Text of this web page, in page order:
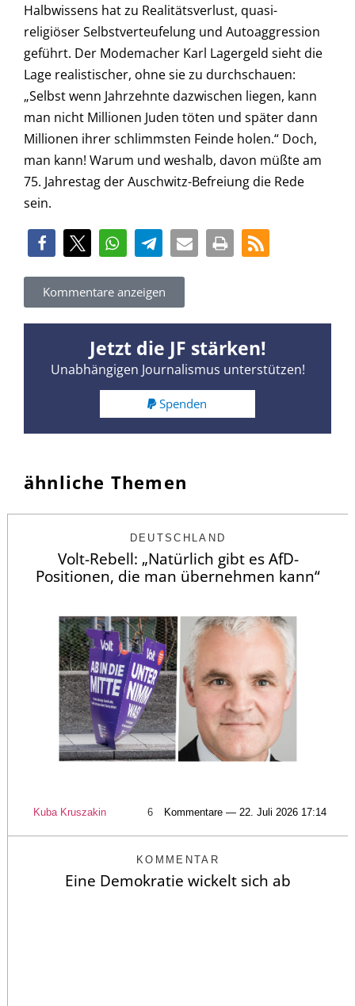
Halbwissens hat zu Realitätsverlust, quasi-
religiöser Selbstverteufelung und Autoaggression
geführt. Der Modemacher Karl Lagergeld sieht die
Lage realistischer, ohne sie zu durchschauen:
„Selbst wenn Jahrzehnte dazwischen liegen, kann
man nicht Millionen Juden töten und später dann
Millionen ihrer schlimmsten Feinde holen.“ Doch,
man kann! Warum und weshalb, davon müßte am
75. Jahrestag der Auschwitz-Befreiung die Rede
sein.
Kommentare anzeigen
Jetzt die JF stärken!
Unabhängigen Journalismus unterstützen!
Spenden
ähnliche Themen
DEUTSCHLAND
Volt-Rebell: „Natürlich gibt es AfD-
Positionen, die man übernehmen kann“
Kuba Kruszakin 6 Kommentare — 22. Juli 2026 17:14
KOMMENTAR
Eine Demokratie wickelt sich ab